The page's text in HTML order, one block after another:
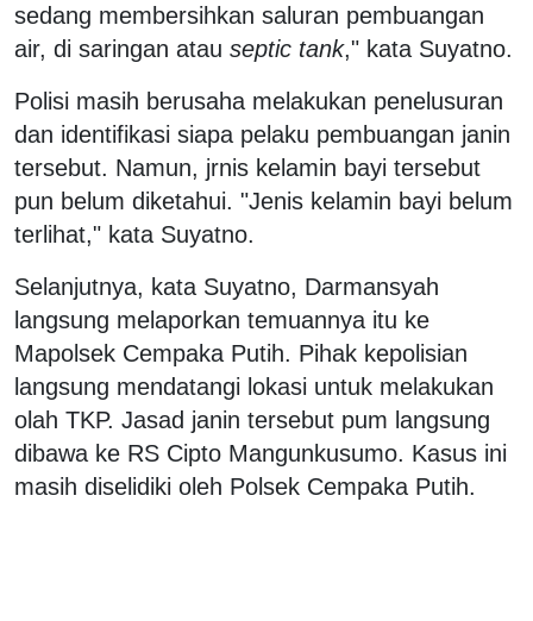
sedang membersihkan saluran pembuangan
air, di saringan atau septic tank," kata Suyatno.
Polisi masih berusaha melakukan penelusuran
dan identifikasi siapa pelaku pembuangan janin
tersebut. Namun, jrnis kelamin bayi tersebut
pun belum diketahui. "Jenis kelamin bayi belum
terlihat," kata Suyatno.
Selanjutnya, kata Suyatno, Darmansyah
langsung melaporkan temuannya itu ke
Mapolsek Cempaka Putih. Pihak kepolisian
langsung mendatangi lokasi untuk melakukan
olah TKP. Jasad janin tersebut pum langsung
dibawa ke RS Cipto Mangunkusumo. Kasus ini
masih diselidiki oleh Polsek Cempaka Putih.